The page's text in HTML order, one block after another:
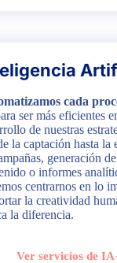
cada
ser más eficientes
de nuestras
la captación hasta la
generación de
o informes
centrarnos en lo
la creatividad
la diferencia.
Ver servicios de IA